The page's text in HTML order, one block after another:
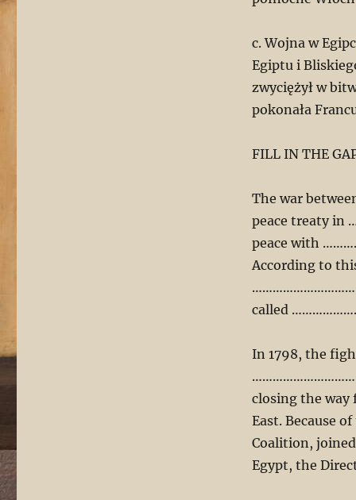
c. Wojna w
Egiptu i
zwyciężył w
pokonała
FILL IN THE
The war
peace treaty in
peace with
According to
called
In 1798, the
closing the
East. Because
Coalition,
Egypt, the